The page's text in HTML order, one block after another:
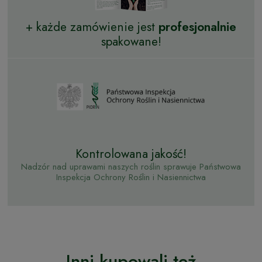
+ każde zamówienie jest profesjonalnie
spakowane!
Kontrolowana jakość!
Nadzór nad uprawami naszych roślin sprawuje Państwowa
Inspekcja Ochrony Roślin i Nasiennictwa